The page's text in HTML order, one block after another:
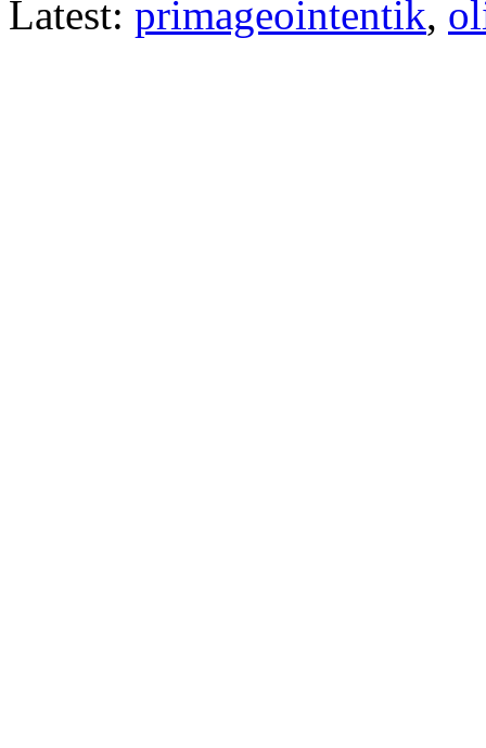
Latest: primageointentik,